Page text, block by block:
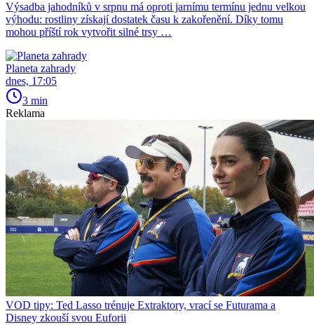
Výsadba jahodníků v srpnu má oproti jarnímu termínu jednu velkou
výhodu: rostliny získají dostatek času k zakořenění. Díky tomu
mohou příští rok vytvořit silné trsy …
Planeta zahrady
dnes, 17:05
3 min
Reklama
VOD tipy: Ted Lasso trénuje Extraktory, vrací se Futurama a
Disney zkouší svou Euforii